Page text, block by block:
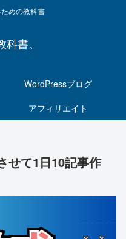
めの教科書
書。
WordPressブログ
アフィリエイト
せて1日10記事作